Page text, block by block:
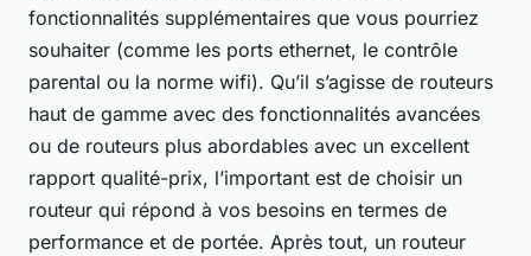
fonctionnalités supplémentaires que vous pourriez
souhaiter (comme les ports ethernet, le contrôle
parental ou la norme wifi). Qu’il s’agisse de routeurs
haut de gamme avec des fonctionnalités avancées
ou de routeurs plus abordables avec un excellent
rapport qualité-prix, l’important est de choisir un
routeur qui répond à vos besoins en termes de
performance et de portée. Après tout, un routeur